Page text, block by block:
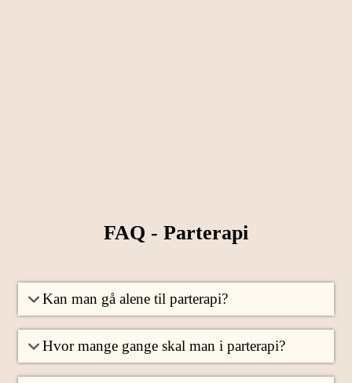
FAQ - Parterapi
Kan man gå alene til parterapi?
Hvor mange gange skal man i parterapi?